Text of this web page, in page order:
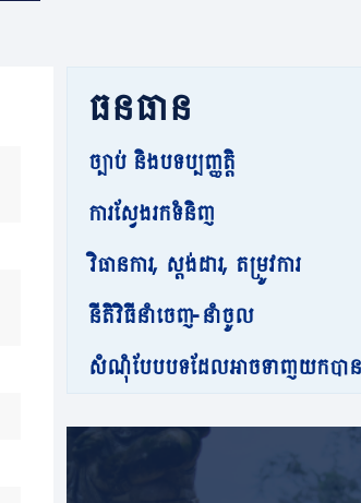
ធនធាន
ច្បាប់ និងបទប្បញ្ញត្តិ
ការស្វែងរកទំនិញ
វិធានការ, ស្តង់ដារ, តម្រូវការ
នីតិវិធីនាំចេញ-នាំចូល
សំណុំបែបបទដែលអាចទាញយកបាន